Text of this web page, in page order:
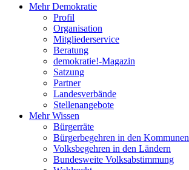
Mehr Demokratie
Profil
Organisation
Mitgliederservice
Beratung
demokratie!-Magazin
Satzung
Partner
Landesverbände
Stellenangebote
Mehr Wissen
Bürgerräte
Bürgerbegehren in den Kommunen
Volksbegehren in den Ländern
Bundesweite Volksabstimmung